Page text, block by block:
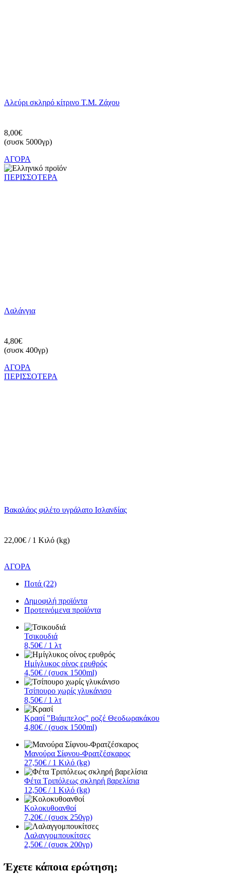
Αλεύρι σκληρό κίτρινο Τ.Μ. Ζάχου
8,00€
(συσκ 5000γρ)
ΑΓΟΡΑ
ΠΕΡΙΣΣΟΤΕΡΑ
Λαλάγγια
4,80€
(συσκ 400γρ)
ΑΓΟΡΑ
ΠΕΡΙΣΣΟΤΕΡΑ
Βακαλάος φιλέτο υγράλατο Ισλανδίας
22,00€ / 1 Κιλό (kg)
ΑΓΟΡΑ
Ποτά (22)
Δημοφιλή προϊόντα
Προτεινόμενα προϊόντα
Τσικουδιά
8,50€ / 1 λτ
Ημίγλυκος οίνος ερυθρός
4,50€ / (συσκ 1500ml)
Τσίπουρο χωρίς γλυκάνισο
8,50€ / 1 λτ
Κρασί "Βιάμπελος" ροζέ Θεοδωρακάκου
4,80€ / (συσκ 1500ml)
Μανούρα Σίφνου-Φρατζέσκαρος
27,50€ / 1 Κιλό (kg)
Φέτα Τριπόλεως σκληρή βαρελίσια
12,50€ / 1 Κιλό (kg)
Κολοκυθοανθοί
7,20€ / (συσκ 250γρ)
Λαλαγγομπουκίτσες
2,50€ / (συσκ 200γρ)
Έχετε κάποια ερώτηση;